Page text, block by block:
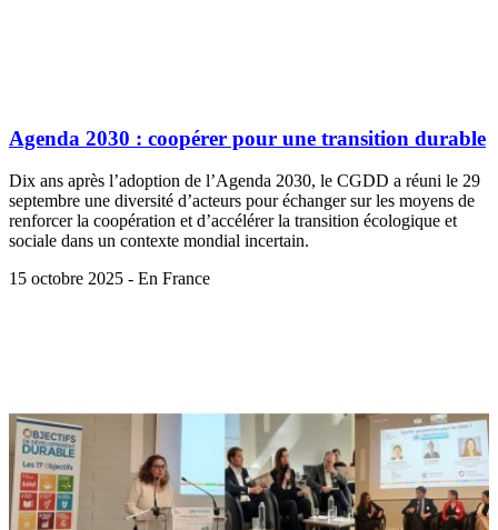
Agenda 2030 : coopérer pour une transition durable
Dix ans après l’adoption de l’Agenda 2030, le CGDD a réuni le 29
septembre une diversité d’acteurs pour échanger sur les moyens de
renforcer la coopération et d’accélérer la transition écologique et
sociale dans un contexte mondial incertain.
15 octobre 2025 - En France